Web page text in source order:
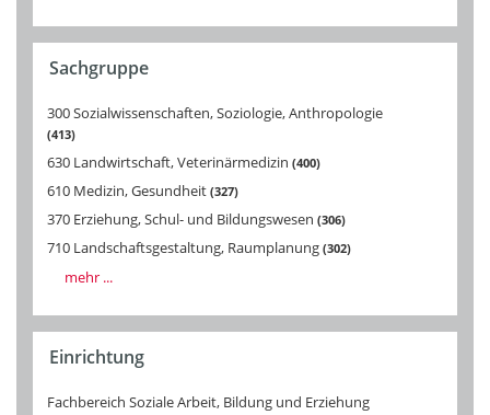
Sachgruppe
300 Sozialwissenschaften, Soziologie, Anthropologie
413
630 Landwirtschaft, Veterinärmedizin 400
610 Medizin, Gesundheit 327
370 Erziehung, Schul- und Bildungswesen 306
710 Landschaftsgestaltung, Raumplanung 302
mehr ...
Einrichtung
Fachbereich Soziale Arbeit, Bildung und Erziehung